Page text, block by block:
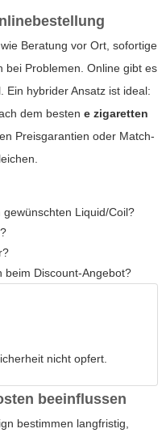
Beratung vor Ort, sofortige
bei Problemen. Online gibt es
Ein hybrider Ansatz ist ideal:
dem besten e zigaretten
Preisgarantien oder Match-
Liquid/Coil?
beim Discount-Angebot?
nicht opfert.
beeinflussen
bestimmen langfristig,